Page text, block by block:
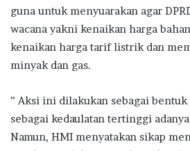
guna untuk menyuarakan agar
wacana yakni kenaikan harga
kenaikan harga tarif listrik dan
minyak dan gas.
” Aksi ini dilakukan sebagai
sebagai kedaulatan tertinggi
Namun, HMI menyatakan sikap